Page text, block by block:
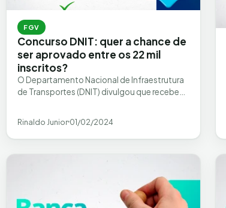
FGV
Concurso DNIT: quer a chance de
ser aprovado entre os 22 mil
inscritos?
O Departamento Nacional de Infraestrutura
de Transportes (DNIT) divulgou que recebeu
Rinaldo Junior 01/02/2024